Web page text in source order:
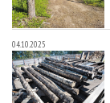
04.10.2025